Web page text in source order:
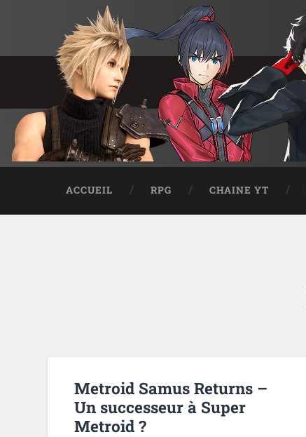
ACCUEIL RPG CHAINE YT
Metroid Samus Returns –
Un successeur à Super
Metroid ?